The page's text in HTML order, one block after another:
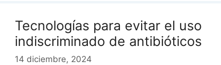
Tecnologías para evitar el uso
indiscriminado de antibióticos
14 diciembre, 2024